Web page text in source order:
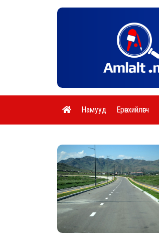
Намууд Ерөнхийлөгч